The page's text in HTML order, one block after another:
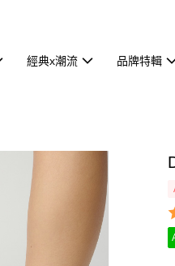
經典x潮流 品牌特輯